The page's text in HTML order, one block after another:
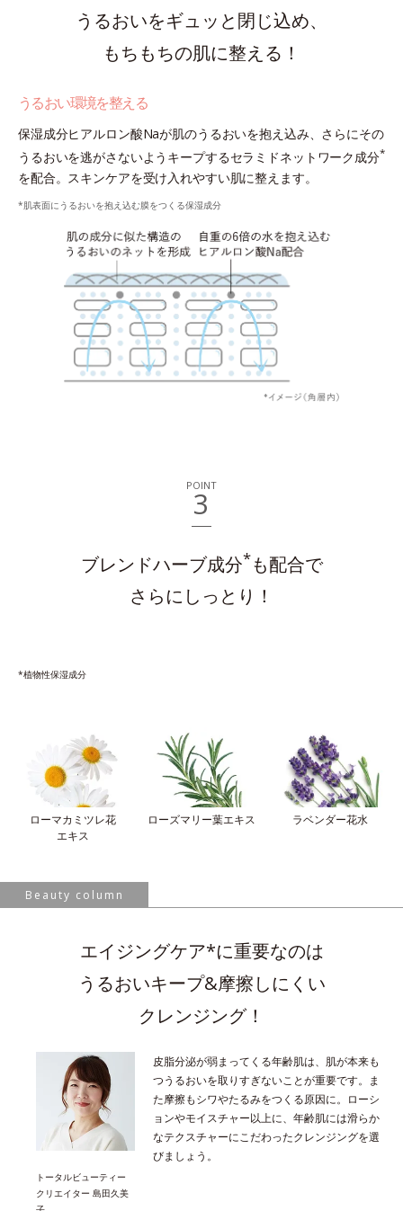
うるおいをギュッと閉じ込め、
もちもちの肌に整える！
うるおい環境を整える
保湿成分ヒアルロン酸Naが肌のうるおいを抱え込み、さらにその
うるおいを逃がさないようキープするセラミドネットワーク成分*
を配合。スキンケアを受け入れやすい肌に整えます。
*肌表面にうるおいを抱え込む膜をつくる保湿成分
POINT
3
ブレンドハーブ成分*も配合で
さらにしっとり！
*植物性保湿成分
ローマカミツレ花
エキス
ローズマリー葉エキス ラベンダー花水
Beauty column
トータルビューティー
クリエイター 島田久美
エイジングケア*に重要なのは
うるおいキープ&摩擦しにくい
クレンジング！
皮脂分泌が弱まってくる年齢肌は、肌が本来も
つうるおいを取りすぎないことが重要です。ま
た摩擦もシワやたるみをつくる原因に。ローシ
ョンやモイスチャー以上に、年齢肌には滑らか
なテクスチャーにこだわったクレンジングを選
びましょう。